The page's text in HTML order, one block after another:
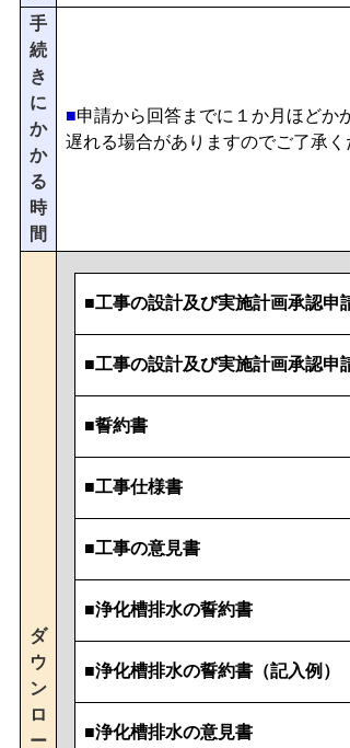
手
続
き
に
か
か
る
時
間
■申請から回答までに１か月ほどか
遅れる場合がありますのでご了承く
ダ
ウ
ン
ロ
ー
■工事の設計及び実施
■工事の設計及び実施計画承認申
■誓約書
■工事仕様書
■工事の意見書
■浄化槽排水の誓約書
■浄化槽排水の誓約書（記入例）
■浄化槽排水の意見書